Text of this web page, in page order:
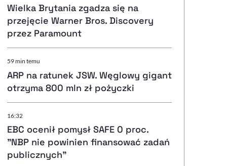
Wielka Brytania zgadza się na
przejęcie Warner Bros. Discovery
przez Paramount
59 min temu
ARP na ratunek JSW. Węglowy gigant
otrzyma 800 mln zł pożyczki
16:32
EBC ocenił pomysł SAFE 0 proc.
"NBP nie powinien finansować zadań
publicznych"